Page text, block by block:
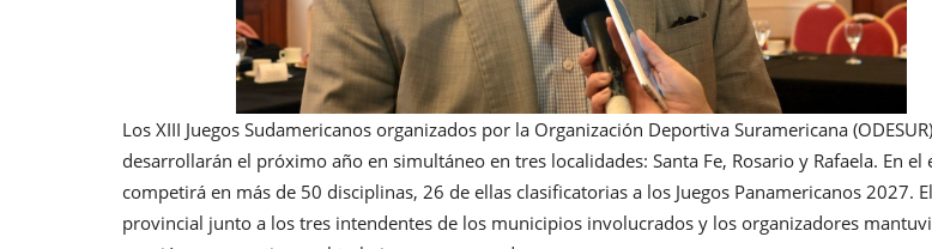
Los XIII Juegos Sudamericanos organizados por la Organización Deportiva Suramericana
desarrollarán el próximo año en simultáneo en tres localidades: Santa Fe, Rosario y Rafaela. En el
competirá en más de 50 disciplinas, 26 de ellas clasificatorias a los Juegos Panamericanos 2027.
provincial junto a los tres intendentes de los municipios involucrados y los organizadores